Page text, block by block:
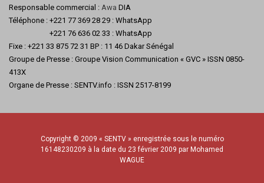
Responsable commercial : Awa DIA
Téléphone : +221 77 369 28 29 : WhatsApp
+221 76 636 02 33 : WhatsApp
Fixe : +221 33 875 72 31 BP : 11 46 Dakar Sénégal
Groupe de Presse : Groupe Vision Communication « GVC » ISSN 0850-
413X
Organe de Presse : SENTV.info : ISSN 2517-8199
Copyright © 2009 « SENTV » enregistrée sous le numéro
16148230209 à la date du 23 février 2009 par Mohamed
WAGUE